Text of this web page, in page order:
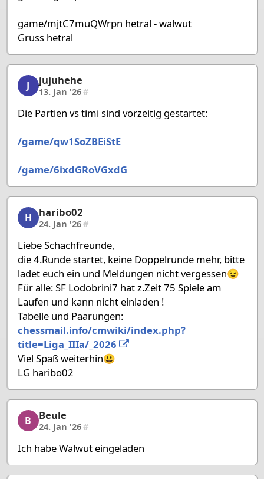
game/mjtC7muQWrpn hetral - walwut
Gruss hetral
jujuhehe, 39/58, 13. Jan '26
J jujuhehe
13. Jan '26#
Die Partien vs timi sind vorzeitig gestartet:
/game/qw1SoZBEiStE
/game/6ixdGRoVGxdG
haribo02, 40/58, 24. Jan '26
H haribo02
24. Jan '26#
Liebe Schachfreunde,
die 4.Runde startet, keine Doppelrunde mehr, bitte
ladet euch ein und Meldungen nicht vergessen😉
Für alle: SF Lodobrini7 hat z.Zeit 75 Spiele am
Laufen und kann nicht einladen !
Tabelle und Paarungen:
chessmail.info/cmwiki/index.php?
title=Liga_IIIa/_2026
Viel Spaß weiterhin😃
LG haribo02
Beule, 41/58, 24. Jan '26
B Beule
24. Jan '26#
Ich habe Walwut eingeladen